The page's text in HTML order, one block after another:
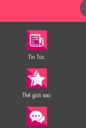
Tin Tức
Thế giới sao